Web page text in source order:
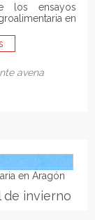
los ensayos
en
avena
en Aragón
de invierno